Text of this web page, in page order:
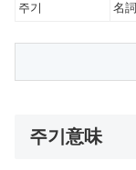
주기
名詞
주기意味